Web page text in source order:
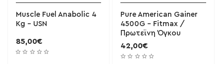
Muscle Fuel Anabolic 4
Kg - USN
85,00€
Pure American Gainer
4500G - Fitmax /
Πρωτεϊνη Όγκου
42,00€